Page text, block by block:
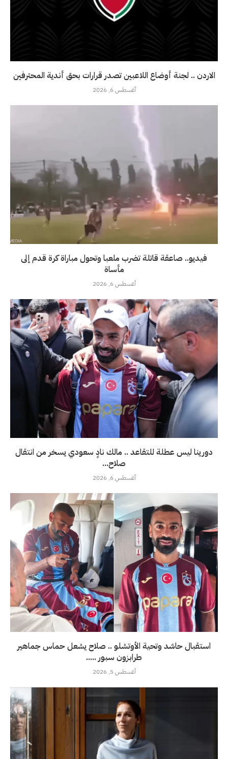
الاردن .. لجنة أوضاع اللاعبين تصدر قرارات بحق أندية المحترفين
أغسطس 6, 2026
فيديو.. صاعقة قاتلة تضرب ملعبا وتحول مباراة كرة قدم إلى
مأساة
أغسطس 6, 2026
دورينا ليس عطلة للتقاعد .. مالك نادٍ سعودي يسخر من انتقال
صلاح...
أغسطس 6, 2026
استقبال حاشد وتحية الأوتشلو .. صلاح يشعل حماس جماهير
طرابزون سبور .....
أغسطس 5, 2026